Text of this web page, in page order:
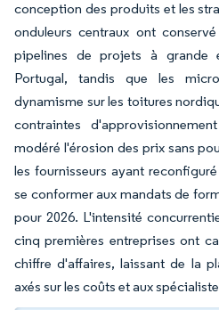
conception des produits et les
onduleurs centraux ont
pipelines de projets à grande
Portugal, tandis que les
dynamisme sur les toitures
contraintes
modéré l'érosion des prix sans
les fournisseurs ayant
se conformer aux mandats de
pour 2026. L'intensité
cinq premières entreprises ont
chiffre d'affaires, laissant de la
axés sur les coûts et aux